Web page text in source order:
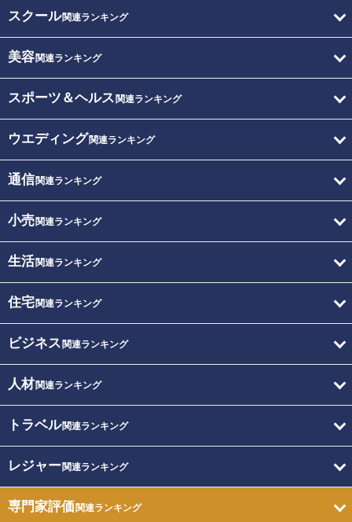
スクール関連ランキング
美容関連ランキング
スポーツ＆ヘルス 関連ランキング
ウエディング関連ランキング
通信関連ランキング
小売関連ランキング
生活関連ランキング
住宅関連ランキング
ビジネス 関連ランキング
人材関連ランキング
トラベル関連ランキング
レジャー関連ランキング
専門家評価関連ランキング